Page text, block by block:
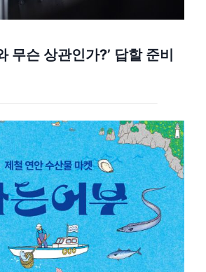
무슨 상관인가?’ 답할 준비